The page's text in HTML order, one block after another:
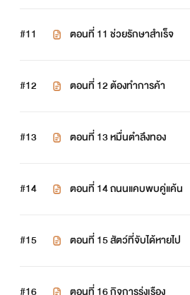
#11 ตอนที่ 11 ช่วยรักษาสำเร็จ
#12 ตอนที่ 12 ต้องทำการค้า
#13 ตอนที่ 13 หมื่นตำลึงทอง
#14 ตอนที่ 14 ถนนแคบพบคู่แค้น
#15 ตอนที่ 15 สัตว์ที่จับได้หายไป